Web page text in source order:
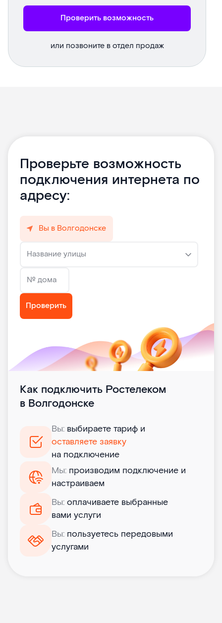
Проверить возможность
или позвоните в отдел продаж
Проверьте возможность
подключения интернета по
адресу:
Вы в Волгодонске
Название улицы
№ дома
Проверить
Как подключить Ростелеком
в Волгодонске
Вы: выбираете тариф и
оставляете заявку
на подключение
Мы: производим подключение и
настраиваем
Вы: оплачиваете выбранные
вами услуги
Вы: пользуетесь передовыми
услугами